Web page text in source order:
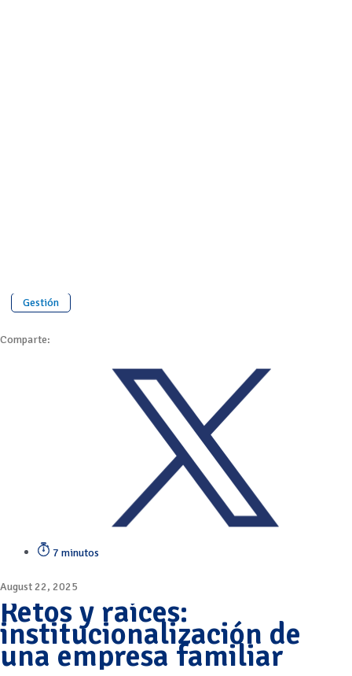
Gestión
Comparte:
7 minutos
August 22, 2025
Retos y raíces:
institucionalización de
una empresa familiar